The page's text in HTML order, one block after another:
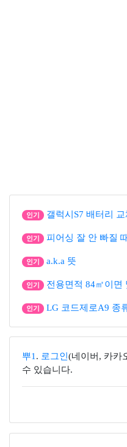
인기 갤럭시S7 배터리
인기 피어싱 잘 안 빠질
인기 a.k.a 뜻
인기 전용면적 84㎡이면
인기 LG 코드제로A9 종
뿌1 . 로그인 (네이버, 카카
수 있습니다.